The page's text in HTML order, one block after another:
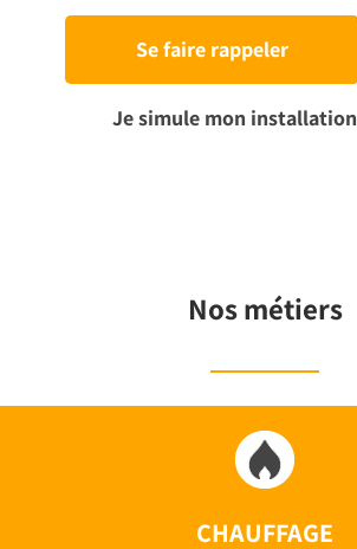
Se faire rappeler
Je simule mon installation
Nos métiers
CHAUFFAGE